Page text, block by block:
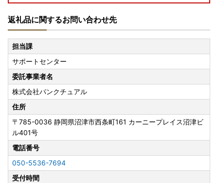
年末年始の書類発送について
【ワンストップ特例申請書の発送スケジュール】
12月30日までにご寄附いただいた場合は年内に発送いたし
ます。
12月31日以降のご寄附は1月4日より順次発送手続きをいた
します。
【寄附金受領証明書の発送のスケジュール】
12月15日までにご寄附いただいた場合は年内に発送いたし
ます。
12月16日以降のご寄附は1月6日より順次発送手続きをいた
します。
返礼品に関するお問い合わせ先
担当課
サポートセンター
委託事業者名
株式会社パンクチュアル
住所
〒785-0036 静岡県沼津市西条町161 カーニープレイス沼津ビ
ル401号
電話番号
050-5536-7694
受付時間